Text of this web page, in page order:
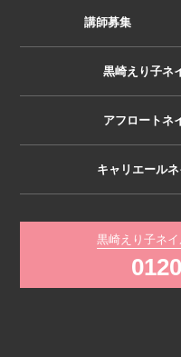
講師募集
黒崎えり子ネ
アフロートネ
キャリエールネ
黒崎えり子ネ